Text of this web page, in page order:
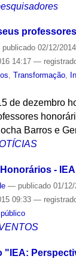
publicado02/12/2014
14:17 —
, Transformação,
de dezembro
Barros e
- IEA
— publicado01/12/
09:33 —
"IEA: